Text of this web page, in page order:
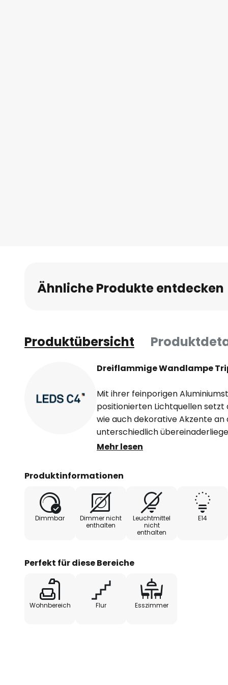
Ähnliche Produkte entdecken
Produktübersicht
Dreiflammige Wandlampe
Mit ihrer feinporigen
positionierten Lichtquellen
wie auch dekorative Akzente an
unterschiedlich
dabei für besonders dekorative
Schaltet man das Licht ein, so
so dass nicht nur der Raum,
wunderbar inszeniert wird.
Mehr lesen
Produktinformationen
Dimmbar
Dimmer nicht
enthalten
Leuchtmittel
nicht
enthalten
E14
Perfekt für diese Bereiche
Wohnbereich Flur Esszimmer